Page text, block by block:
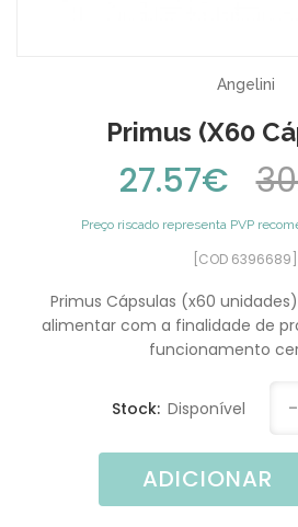
Angelini
Primus (x60
27.57€
Preço riscado representa PVP
[COD 6396689]
Primus Cápsulas (x60
alimentar com a finalidade de
funcionamento
Stock: Disponível -
ADICIONAR